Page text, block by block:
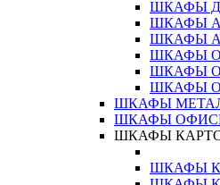
ШКАФЫ
ШКАФЫ
ШКАФЫ
ШКАФЫ
ШКАФЫ
ШКАФЫ
ШКАФЫ
ШКАФЫ
ШКАФЫ
ШКАФЫ